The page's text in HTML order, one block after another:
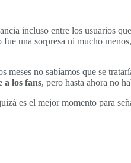
incluso entre los usuarios
fue una sorpresa ni mucho
meses no sabíamos que se
a los fans, pero hasta ahora no
es el mejor momento para